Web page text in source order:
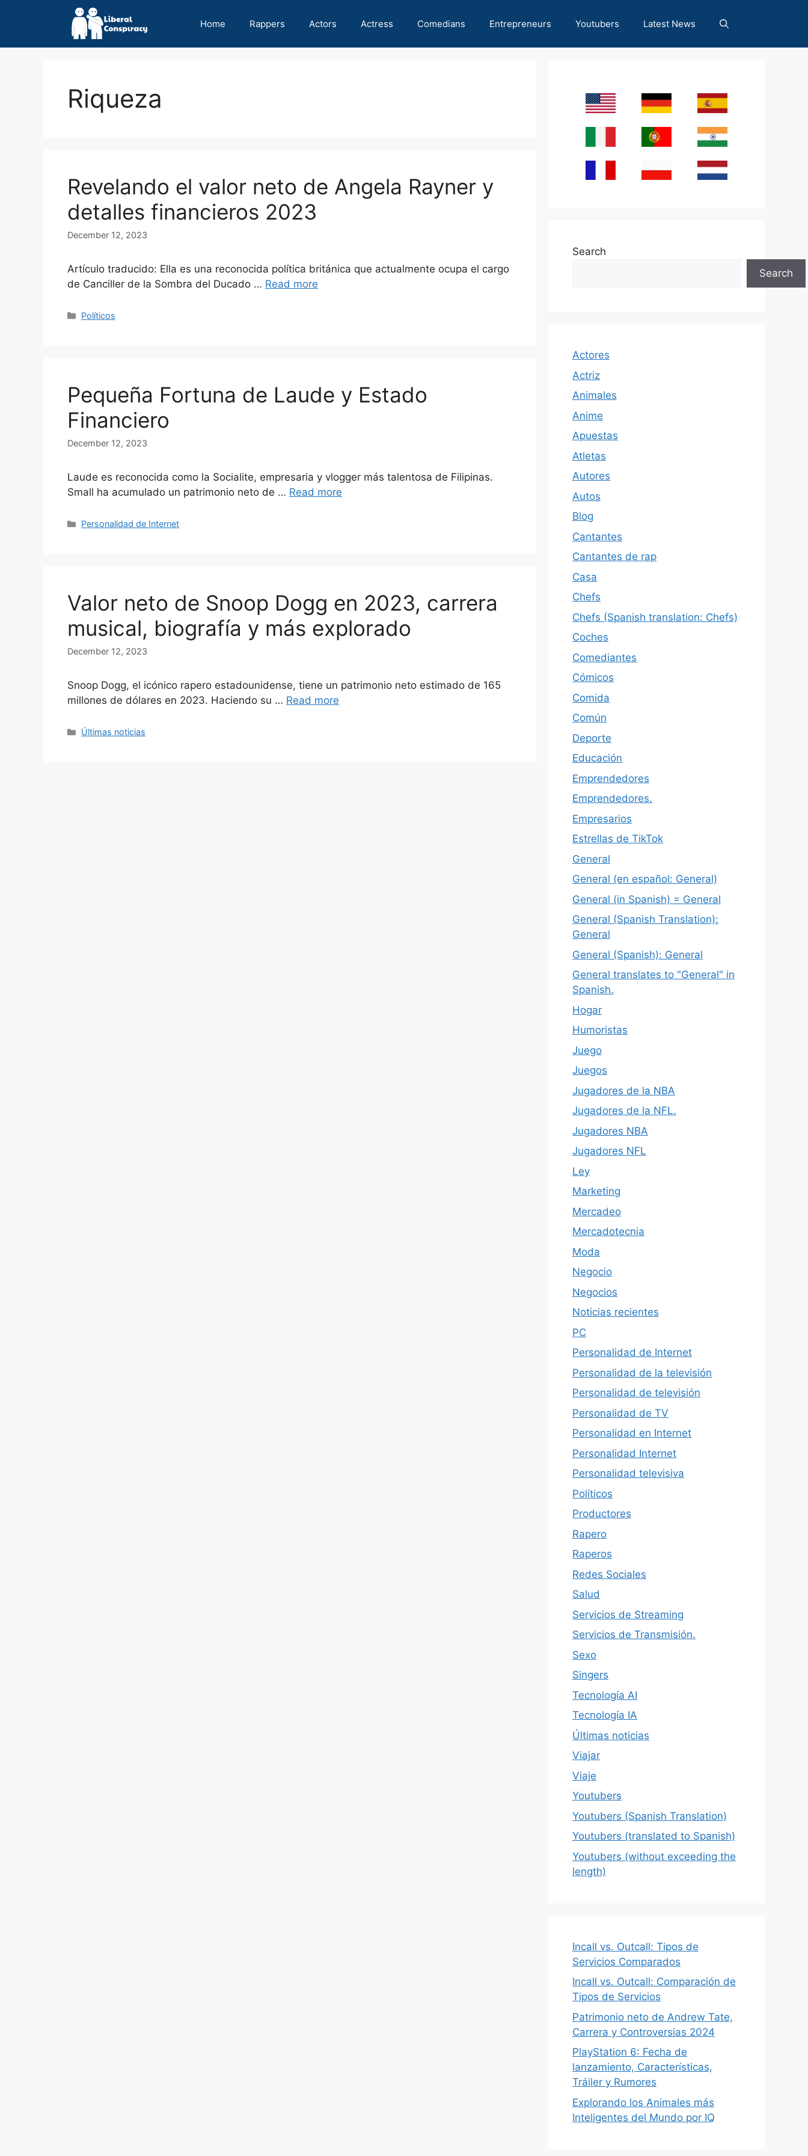
Home Rappers Actors Actress Comedians Entrepreneurs Youtubers Latest News
Riqueza
Revelando el valor neto de Angela Rayner y
detalles financieros 2023
December 12, 2023
Artículo traducido: Ella es una reconocida política británica que actualmente ocupa el cargo
de Canciller de la Sombra del Ducado … Read more
Categories
Políticos
Pequeña Fortuna de Laude y Estado
Financiero
December 12, 2023
Laude es reconocida como la Socialite, empresaria y vlogger más talentosa de Filipinas.
Small ha acumulado un patrimonio neto de … Read more
Categories
Personalidad de Internet
Valor neto de Snoop Dogg en 2023, carrera
musical, biografía y más explorado
December 12, 2023
Snoop Dogg, el icónico rapero estadounidense, tiene un patrimonio neto estimado de 165
millones de dólares en 2023. Haciendo su … Read more
Categories
Últimas noticias
Search
Search
Actores
Actriz
Animales
Anime
Apuestas
Atletas
Autores
Autos
Blog
Cantantes
Cantantes de rap
Casa
Chefs
Chefs (Spanish translation: Chefs)
Coches
Comediantes
Cómicos
Comida
Común
Deporte
Educación
Emprendedores
Emprendedores.
Empresarios
Estrellas de TikTok
General
General (en español: General)
General (in Spanish) = General
General (Spanish Translation):
General
General (Spanish): General
General translates to "General" in
Spanish.
Hogar
Humoristas
Juego
Juegos
Jugadores de la NBA
Jugadores de la NFL.
Jugadores NBA
Jugadores NFL
Ley
Marketing
Mercadeo
Mercadotecnia
Moda
Negocio
Negocios
Noticias recientes
PC
Personalidad de Internet
Personalidad de la televisión
Personalidad de televisión
Personalidad de TV
Personalidad en Internet
Personalidad Internet
Personalidad televisiva
Políticos
Productores
Rapero
Raperos
Redes Sociales
Salud
Servicios de Streaming
Servicios de Transmisión.
Sexo
Singers
Tecnología AI
Tecnología IA
Últimas noticias
Viajar
Viaje
Youtubers
Youtubers (Spanish Translation)
Youtubers (translated to Spanish)
Youtubers (without exceeding the
length)
Incall vs. Outcall: Tipos de
Servicios Comparados
Incall vs. Outcall: Comparación de
Tipos de Servicios
Patrimonio neto de Andrew Tate,
Carrera y Controversias 2024
PlayStation 6: Fecha de
lanzamiento, Características,
Tráiler y Rumores
Explorando los Animales más
Inteligentes del Mundo por IQ